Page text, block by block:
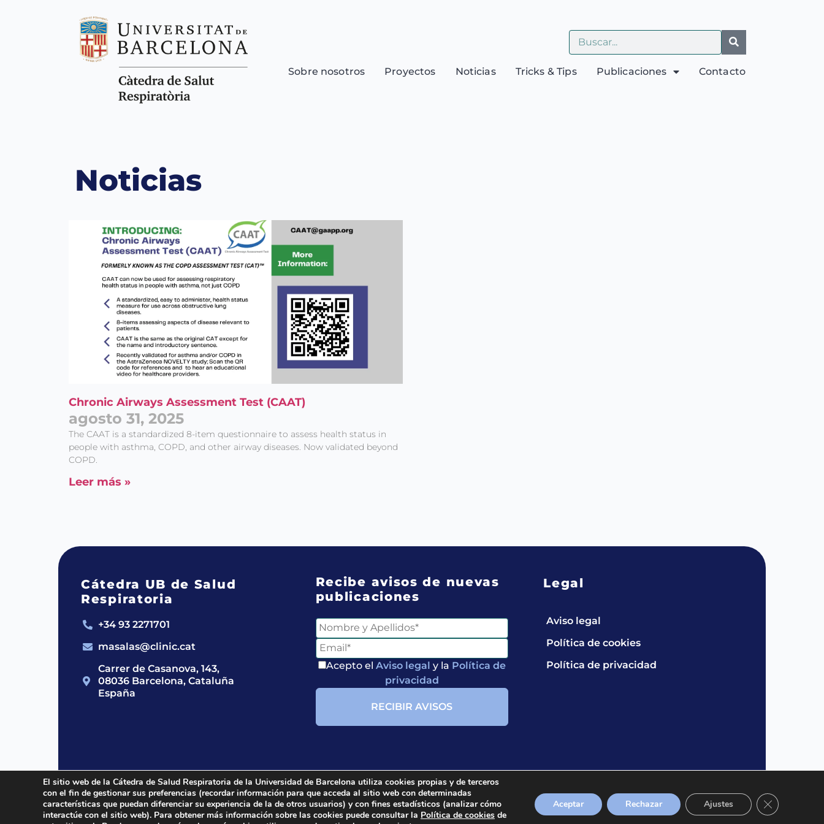
Sobre nosotros Proyectos Noticias Tricks & Tips Publicaciones Contacto
Noticias
Chronic Airways Assessment Test (CAAT)
agosto 31, 2025
The CAAT is a standardized 8-item questionnaire to assess health status in
people with asthma, COPD, and other airway diseases. Now validated beyond
COPD.
Leer más »
Cátedra UB de Salud
Respiratoria
+34 93 2271701
masalas@clinic.cat
Carrer de Casanova, 143,
08036 Barcelona, Cataluña
España
Recibe avisos de nuevas
publicaciones
Acepto el Aviso legal y la Política de
privacidad
Legal
Aviso legal
Política de cookies
Política de privacidad
2024 © Cátedra UB de Salud Respiratoria.All rights reserved.
El sitio web de la Cátedra de Salud Respiratoria de la Universidad de Barcelona utiliza cookies propias y de terceros
con el fin de gestionar sus preferencias (recordar información para que acceda al sitio web con determinadas
características que puedan diferenciar su experiencia de la de otros usuarios) y con fines estadísticos (analizar cómo
interactúe con el sitio web). Para obtener más información sobre las cookies puede consultar la Política de cookies de
Aceptar Rechazar Ajustes Cerrar el